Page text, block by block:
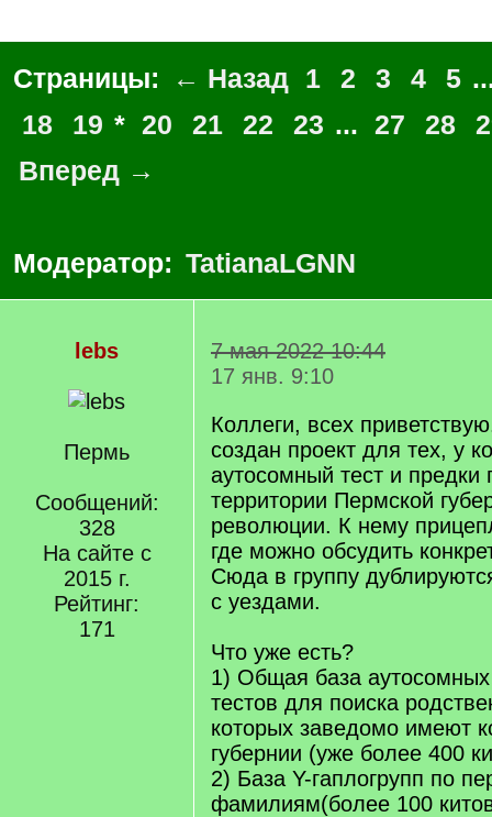
Страницы: ← Назад 1 2 3 4 5
18
19 * 20 21 22 23 ... 27 28
Вперед →
Модератор: TatianaLGNN
lebs
Пермь
Сообщений:
328
На сайте с
2015 г.
Рейтинг:
171
7 мая 2022 10:44
17 янв. 9:10
Коллеги, всех
создан проект для тех, у
аутосомный тест и предки
территории Пермской
революции. К нему
где можно обсудить
Сюда в группу
с уездами.
Что уже есть?
1) Общая база аутосомных
тестов для поиска
которых заведомо имеют
губернии (уже более 400
2) База Y-гаплогрупп по
фамилиям(более 100